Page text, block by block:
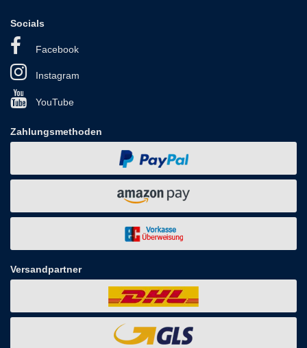
Socials
Facebook
Instagram
YouTube
Zahlungsmethoden
Versandpartner